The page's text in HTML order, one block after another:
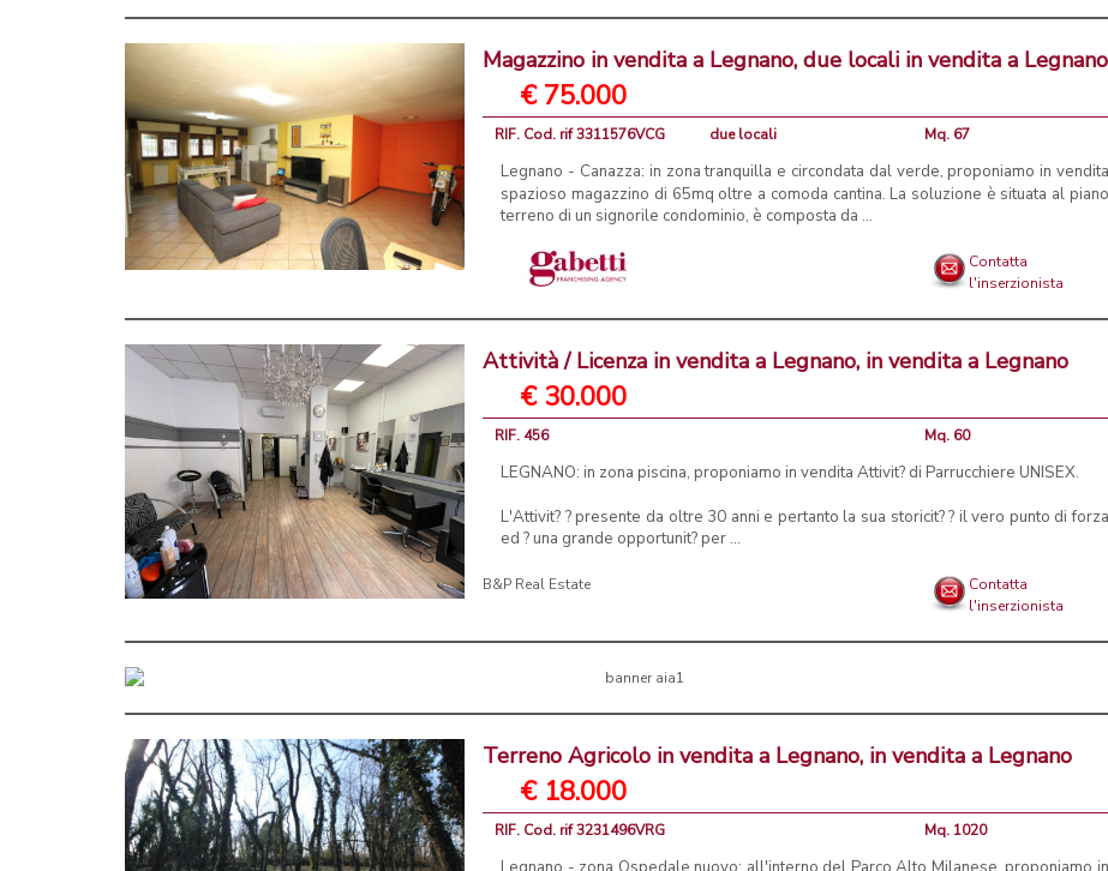
Magazzino in vendita a Legnano, due locali in vendita a Legnano
€ 75.000
RIF. Cod. rif 3311576VCG due locali Mq. 67
Legnano - Canazza: in zona tranquilla e circondata dal verde, proponiamo in vendita
spazioso magazzino di 65mq oltre a comoda cantina. La soluzione è situata al piano
terreno di un signorile condominio, è composta da ...
Contatta
l'inserzionista
Attività / Licenza in vendita a Legnano, in vendita a Legnano
€ 30.000
RIF. 456 Mq. 60
LEGNANO: in zona piscina, proponiamo in vendita Attivit? di Parrucchiere UNISEX.
L'Attivit? ? presente da oltre 30 anni e pertanto la sua storicit? ? il vero punto di forza
ed ? una grande opportunit? per ...
B&P Real Estate
Contatta
l'inserzionista
Terreno Agricolo in vendita a Legnano, in vendita a Legnano
€ 18.000
RIF. Cod. rif 3231496VRG Mq. 1020